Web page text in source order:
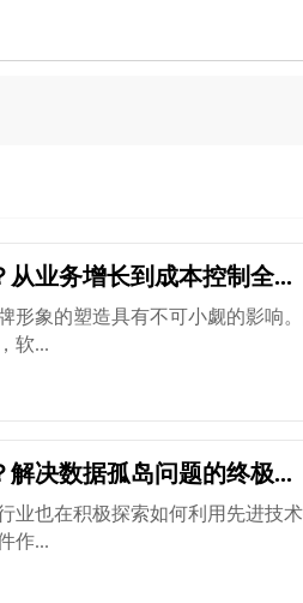
业务增长到成本控制全...
形象的塑造具有不可小觑的影响
软...
决数据孤岛问题的终极...
业也在积极探索如何利用先进技
作...